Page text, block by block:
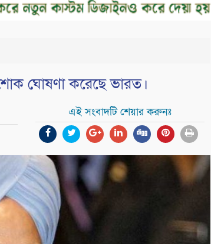
ঘোষণা করেছে ভারত।
এই সংবাদটি শেয়ার করুনঃ